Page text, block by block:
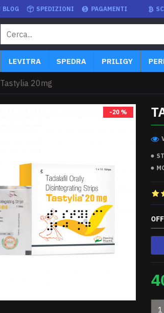
BLOG SPEDIZIONI PAGAMENTI
LEVITRA SPEDRA PRILIGY
Tastylia 20mg
-20 %